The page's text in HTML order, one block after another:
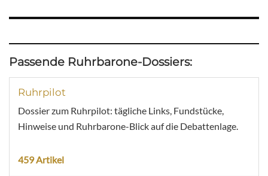
Passende Ruhrbarone-Dossiers:
Ruhrpilot
Dossier zum Ruhrpilot: tägliche Links, Fundstücke,
Hinweise und Ruhrbarone-Blick auf die Debattenlage.
459 Artikel